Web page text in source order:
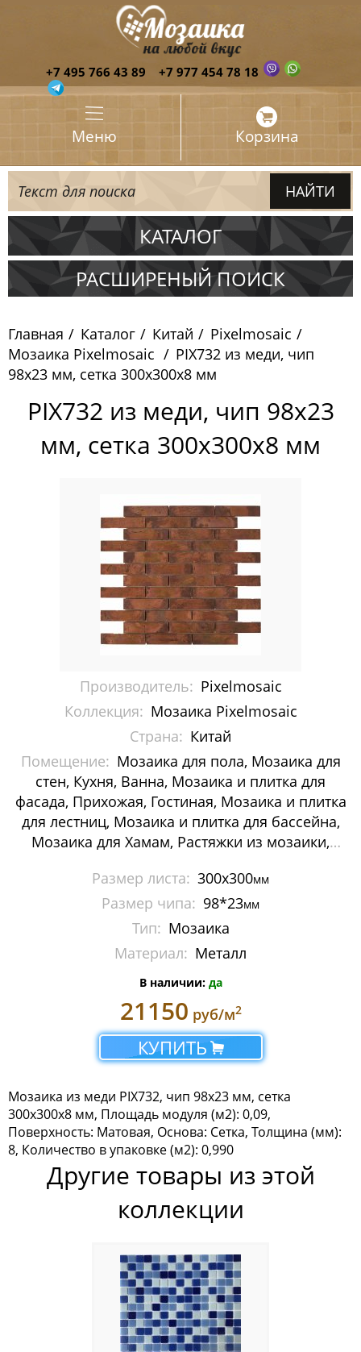
+7 495 766 43 89 +7 977 454 78 18
Меню Корзина
КАТАЛОГ
Испания
Китай
Pixelmosaic
Мозаика Pixelmosaic
Зеркала NS Bath
Керамогранит Staro
Мозаика ArtMoment
Мозаика Bars Crystal Mosaic
Мозаика Bonaparte
Мозаика Dao
Мозаика Decor-mosaic
Мозаика Imagine Mosaic
Мозаика Irida
Мозаика Keramograd
Мозаика Mir Mosaic
Мозаика NSmosaic
Мозаика Orro Mosaic
Мозаика Rose Mosaic
Мозаика Sekitei
Мозаика Starmosaic
Мозаика Tonomosaic
Мозаика Опера Декора
Россия
РАСШИРЕНЫЙ ПОИСК
Главная Каталог Китай
Pixelmosaic
Мозаика Pixelmosaic
PIX732 из меди, чип
98x23 мм, сетка 300х300x8 мм
PIX732 из меди, чип 98x23
мм, сетка 300х300x8 мм
Производитель: Pixelmosaic
Коллекция: Мозаика Pixelmosaic
Страна: Китай
Помещение: Мозаика для пола, Мозаика для
стен, Кухня, Ванна, Мозаика и плитка для
фасада, Прихожая, Гостиная, Мозаика и плитка
для лестниц, Мозаика и плитка для бассейна,
Мозаика для Хамам, Растяжки из мозаики,
Размер листа: 300х300мм
Размер чипа: 98*23мм
Тип: Мозаика
Материал: Металл
В наличии: да
21150 руб/м2
КУПИТЬ
Мозаика из меди PIX732, чип 98x23 мм, сетка
300х300x8 мм, Площадь модуля (м2): 0,09,
Поверхность: Матовая, Основа: Сетка, Толщина (мм):
8, Количество в упаковке (м2): 0,990
Другие товары из этой
коллекции